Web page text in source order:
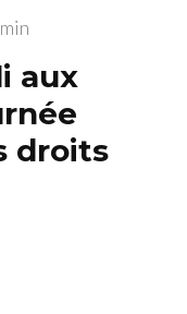
aux
droits